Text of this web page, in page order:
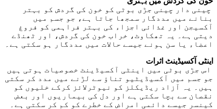
چینی دار چینی جڑی بوٹی کو خون کی گردش کو بہتر
بنانے میں مددگار سمجھا جاتا ہے، جو جسم میں
آکسیجن اور غذائی اجزاء کی بہتر فراہمی کو فروغ
دیتی ہے۔ یہ تھکاوٹ، خراب خون کی گردش، اور ٹھنڈے
اعضاء یا سن ہونے جیسے حالات میں مددگار ہو سکتی ہے۔
اینٹی آکسیڈینٹ اثرات
اس جڑی بوٹی میں اینٹی آکسیڈینٹ خصوصیات ہوتی ہیں
جو جسم میں آکسیڈیٹیو تناؤ سے لڑنے میں مدد کر سکتی
ہیں۔ یہ آزاد ریڈیکلز کو نیوٹرلائز کرکے خلیوں کو
نقصان سے بچا سکتی ہے اور دل کی بیماریوں اور بعض
کینسر جیسے دائمی امراض کے خطرے کو کم کر سکتی ہے۔